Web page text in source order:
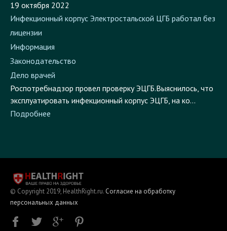
Инфекционный корпус Электростальской ЦГБ работал без
лицензии
Информация
Законодательство
Дело врачей
Роспотребнадзор провел проверку ЭЦГБ.Выяснилось, что
эксплуатировать инфекционный корпус ЭЦГБ, на ко...
Подробнее
© Copyright 2019, HealthRight.ru.
персональных данных
contact@healthright.ru